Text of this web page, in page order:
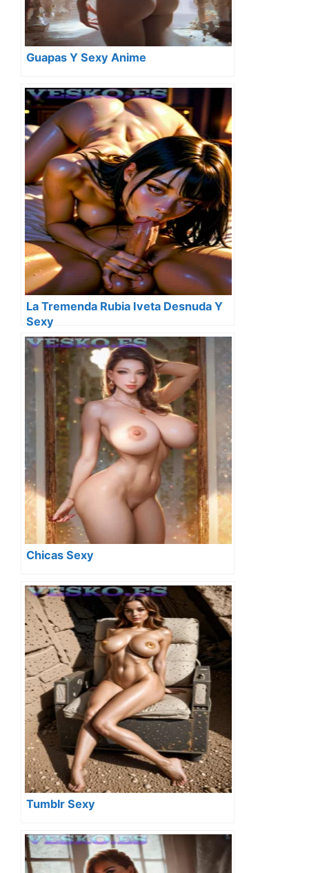
Guapas Y Sexy Anime
La Tremenda Rubia Iveta Desnuda Y
Sexy
Chicas Sexy
Tumblr Sexy